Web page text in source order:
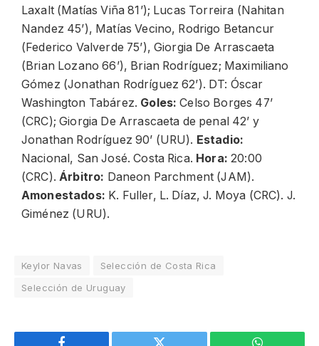
Laxalt (Matías Viña 81’); Lucas Torreira (Nahitan
Nandez 45’), Matías Vecino, Rodrigo Betancur
(Federico Valverde 75’), Giorgia De Arrascaeta
(Brian Lozano 66’), Brian Rodríguez; Maximiliano
Gómez (Jonathan Rodríguez 62’). DT: Óscar
Washington Tabárez. Goles: Celso Borges 47’
(CRC); Giorgia De Arrascaeta de penal 42’ y
Jonathan Rodríguez 90’ (URU). Estadio:
Nacional, San José. Costa Rica. Hora: 20:00
(CRC).Árbitro: Daneon Parchment (JAM).
Amonestados: K. Fuller, L. Díaz, J. Moya (CRC). J.
Giménez (URU).
Keylor Navas
Selección de Costa Rica
Selección de Uruguay